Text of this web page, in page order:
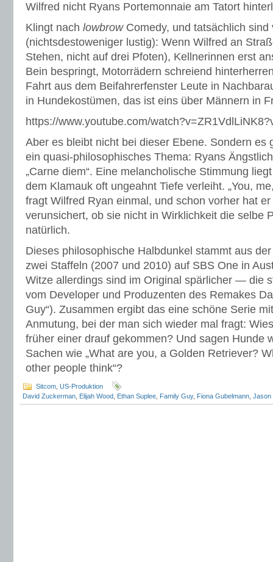
Wilfred nicht Ryans Portemonnaie am Tatort
Klingt nach lowbrowComedy, und tatsächlich sind
(nichtsdestoweniger lustig): Wenn Wilfred an
Stehen, nicht auf drei Pfoten), Kellnerinnen erst
Bein bespringt, Motorrädern schreiend
Fahrt aus dem Beifahrerfenster Leute in
in Hundekostümen, das ist eins über Männern in
https://www.youtube.com/
Aber es bleibt nicht bei dieser Ebene. Sondern es
ein quasi-philosophisches Thema: Ryans
„Carne diem“. Eine melancholische Stimmung
dem Klamauk oft ungeahnt Tiefe verleiht. „You,
fragt Wilfred Ryan einmal, und schon vorher hat
verunsichert, ob sie nicht in Wirklichkeit die selbe
natürlich.
Dieses philosophische Halbdunkel stammt aus
zwei Staffeln (2007 und 2010) auf SBS One in
Witze allerdings sind im Original spärlicher — die
vom Developer und Produzenten des Remakes
Guy“). Zusammen ergibt das eine schöne Serie
Anmutung, bei der man sich wieder mal fragt:
früher einer drauf gekommen? Und sagen Hunde
Sachen wie „What are you, a Golden Retriever?
other people think“?
Sitcom US-Produktion
David Zuckerman Elijah Wood Ethan Suplee Family Guy, Fiona Gubelmann Jason